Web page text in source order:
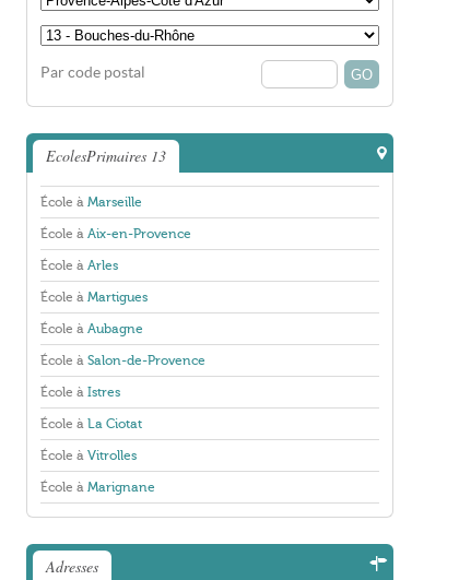
Par code postal
EcolesPrimaires 13
École à Marseille
École à Aix-en-Provence
École à Arles
École à Martigues
École à Aubagne
École à Salon-de-Provence
École à Istres
École à La Ciotat
École à Vitrolles
École à Marignane
Adresses